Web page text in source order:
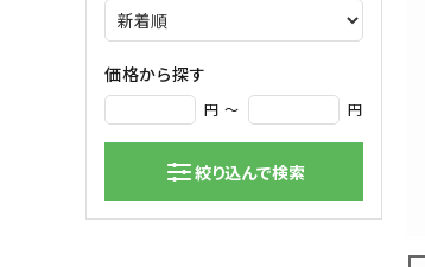
弦楽器小物
価格から探す
円 ～ 円
絞り込んで検索